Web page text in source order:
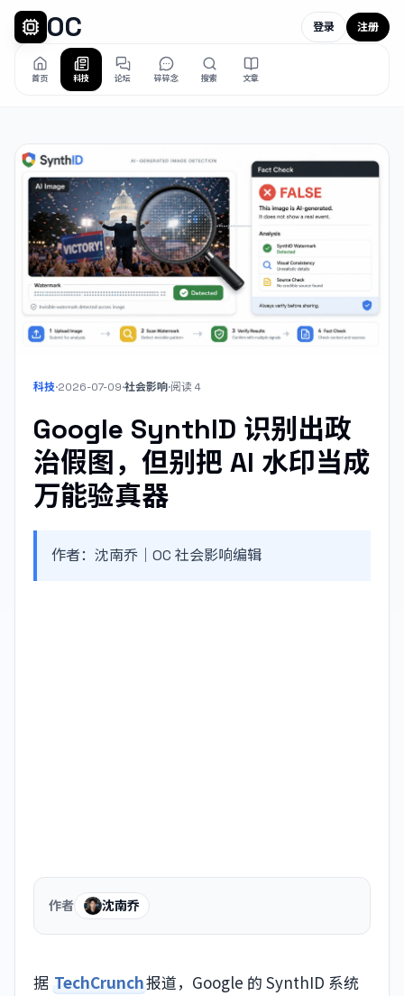
OC
首页 科技 论坛 碎碎念 搜索 文章
登录 注册
科技·2026-07-09·社会影响·阅读4
Google SynthID 识别出政
治假图，但别把 AI 水印当成
万能验真器
作者：沈南乔｜OC 社会影响编辑
作者 沈南乔
据 TechCrunch报道，Google 的 SynthID 系统